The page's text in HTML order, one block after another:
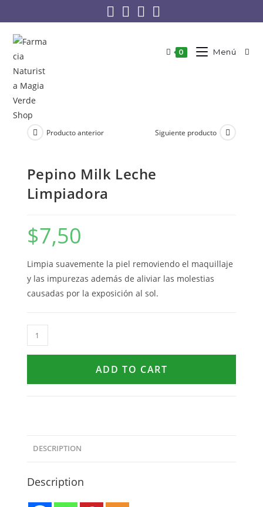
0 Menú
Producto anterior Siguiente producto
Pepino Milk Leche
Limpiadora
$7,50
Limpia suavemente la piel removiendo el maquillaje
y las impurezas además de aliviar las molestias
causadas por la exposición al sol.
ADD TO CART
DESCRIPTION
Description